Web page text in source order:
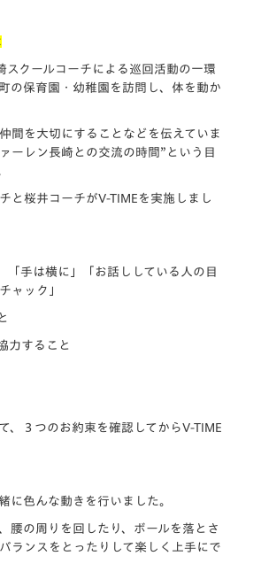
スクールコーチによる巡回活動の一環
の保育園・幼稚園を訪問し、 体を動か
間を大切にすることなどを伝えていま
ーレン長崎との交流の時間” という目
と桜井コーチがV-TIMEを実施しまし
「手は横に」「 お話ししている人の目
ャック」
力すること
、３つのお約束を確認してからV-TIME
に色んな動きを行いました。
腰の周りを回したり、ボールを落とさ
ランスをとったりして楽しく上手にで